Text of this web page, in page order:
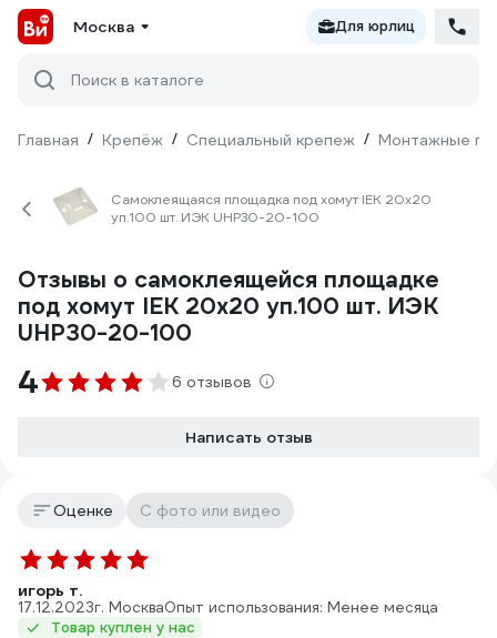
Москва Для юрлиц
Поиск в каталоге
Главная / Крепёж / Специальный крепеж / Монтажные
Самоклеящаяся площадка под хомут IEK 20x20
уп.100 шт. ИЭК UHP30-20-100
Отзывы о самоклеящейся площадке
под хомут IEK 20x20 уп.100 шт. ИЭК
UHP30-20-100
4 6 отзывов
Написать отзыв
Оценке С фото или видео
игорь т.
17.12.2023г. МоскваОпыт использования: Менее месяца
Товар куплен у нас